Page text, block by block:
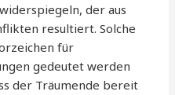
der aus
resultiert. Solche
für
gedeutet werden
der Träumende bereit